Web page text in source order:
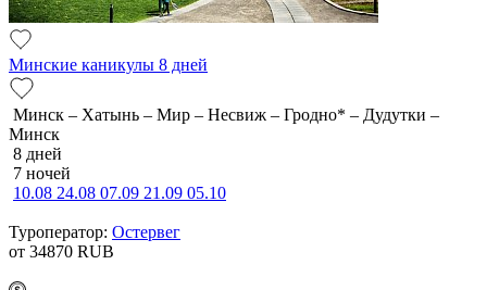
Минские каникулы 8 дней
Минск – Хатынь – Мир – Несвиж – Гродно* – Дудутки –
Минск
8 дней
7 ночей
10.08 24.08 07.09 21.09 05.10
Туроператор: Остервег
от 34870 RUB